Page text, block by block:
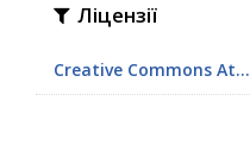
Ліцензії
Creative Commons At...